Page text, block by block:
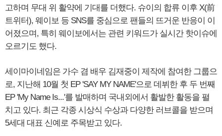
고하며 무대 위 활약에 기대를 더했다. 슈이의 합류 이후 X(前
트위터), 웨이보 등 SNS를 중심으로 팬들의 뜨거운 반응이 이
어졌으며, 특히 웨이보에서는 관련 키워드가 실시간 핫이슈에
오르기도 했다.
세이마이네임은 가수 겸 배우 김재중이 제작에 참여한 그룹으
로, 지난해 10월 첫 EP 'SAY MY NAME'으로 데뷔한 후 두 번째
EP 'My Name Is...'를 발매하며 국내외에서 활발한 활동을 펼
치고 있다. 최근 각종 시상식 수상과 다양한 러브콜을 받으며
5세대 대표 신예로 주목받고 있다.